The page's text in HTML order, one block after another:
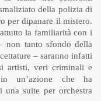
della polizia di
per dipanare il mistero.
la familiarità con i
non tanto sfondo della
– saranno infatti
artisti, veri criminali e
un’azione che ha
suite per orchestra